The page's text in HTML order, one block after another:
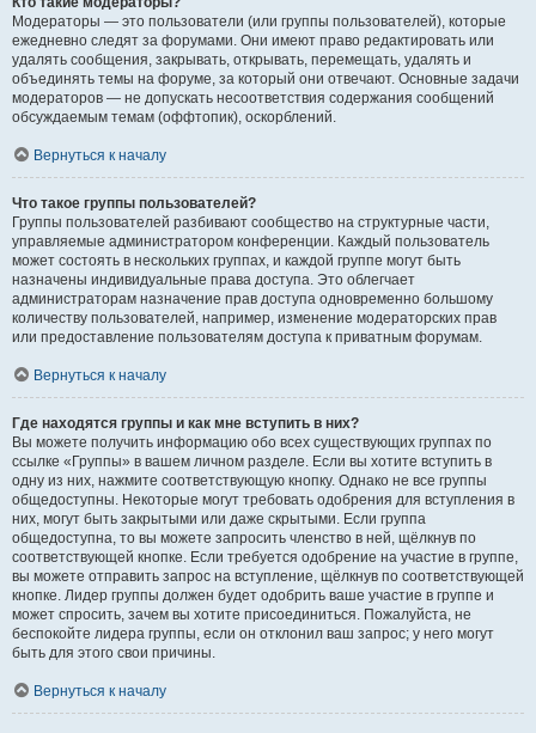
Модераторы — это пользователи (или группы пользователей), которые
ежедневно следят за форумами. Они имеют право редактировать или
удалять сообщения, закрывать, открывать, перемещать, удалять и
объединять темы на форуме, за который они отвечают. Основные задачи
модераторов — не допускать несоответствия содержания сообщений
обсуждаемым темам (оффтопик), оскорблений.
Вернуться к началу
Что такое группы пользователей?
Группы пользователей разбивают сообщество на структурные части,
управляемые администратором конференции. Каждый пользователь
может состоять в нескольких группах, и каждой группе могут быть
назначены индивидуальные права доступа. Это облегчает
администраторам назначение прав доступа одновременно большому
количеству пользователей, например, изменение модераторских прав
или предоставление пользователям доступа к приватным форумам.
Вернуться к началу
Где находятся группы и как мне вступить в них?
Вы можете получить информацию обо всех существующих группах по
ссылке «Группы» в вашем личном разделе. Если вы хотите вступить в
одну из них, нажмите соответствующую кнопку. Однако не все группы
общедоступны. Некоторые могут требовать одобрения для вступления в
них, могут быть закрытыми или даже скрытыми. Если группа
общедоступна, то вы можете запросить членство в ней, щёлкнув по
соответствующей кнопке. Если требуется одобрение на участие в группе,
вы можете отправить запрос на вступление, щёлкнув по соответствующей
кнопке. Лидер группы должен будет одобрить ваше участие в группе и
может спросить, зачем вы хотите присоединиться. Пожалуйста, не
беспокойте лидера группы, если он отклонил ваш запрос; у него могут
быть для этого свои причины.
Вернуться к началу